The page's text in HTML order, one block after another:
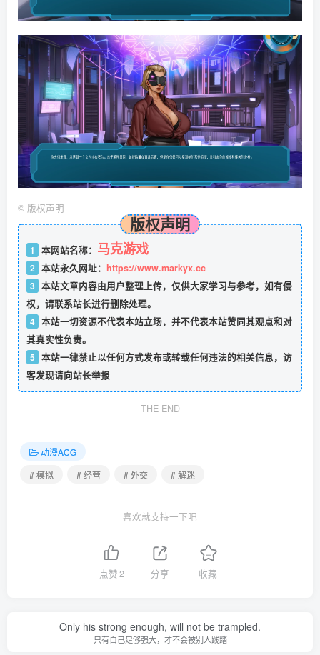
© 版权声明
版权声明
1 本网站名称： 马克游戏
2 本站永久网址： https://www.markyx.cc
3 本站文章内容由用户整理上传，仅供大家学习与参考，如有侵
权，请联系站长进行删除处理。
4 本站一切资源不代表本站立场，并不代表本站赞同其观点和对
其真实性负责。
5 本站一律禁止以任何方式发布或转载任何违法的相关信息，访
客发现请向站长举报
THE END
动漫ACG
# 模拟
# 经营 # 外交 # 解迷
喜欢就支持一下吧
点赞2 分享 收藏
Only his strong enough, will not be trampled.
只有自己足够强大，才不会被别人践踏